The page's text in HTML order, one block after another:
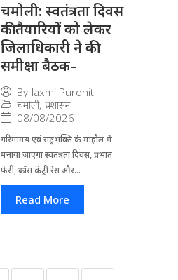
चमोली: स्वतंत्रता दिवस
की तैयारियों को लेकर
जिलाधिकारी ने की
समीक्षा बैठक–
By laxmi Purohit
चमोली, प्रशासन
08/08/2026
गरिमामय एवं राष्ट्रभक्ति के माहौल में
मनाया जाएगा स्वतंत्रता दिवस, प्रभात
फेरी, क्रॉस कंट्री रेस और...
Read More